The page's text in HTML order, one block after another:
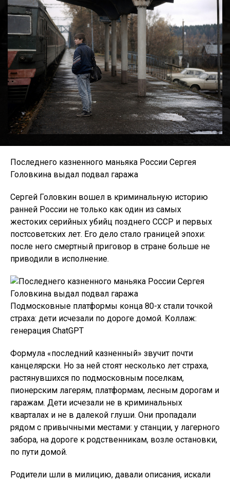
Последнего казненного маньяка России Сергея
Головкина выдал подвал гаража
Сергей Головкин вошел в криминальную историю
ранней России не только как один из самых
жестоких серийных убийц позднего СССР и первых
постсоветских лет. Его дело стало границей эпохи:
после него смертный приговор в стране больше не
приводили в исполнение.
Подмосковные платформы конца 80-х стали точкой
страха: дети исчезали по дороге домой. Коллаж:
генерация ChatGPT
Формула «последний казненный» звучит почти
канцелярски. Но за ней стоят несколько лет страха,
растянувшихся по подмосковным поселкам,
пионерским лагерям, платформам, лесным дорогам и
гаражам. Дети исчезали не в криминальных
кварталах и не в далекой глуши. Они пропадали
рядом с привычными местами: у станции, у лагерного
забора, на дороге к родственникам, возле остановки,
по пути домой.
Родители шли в милицию, давали описания, искали